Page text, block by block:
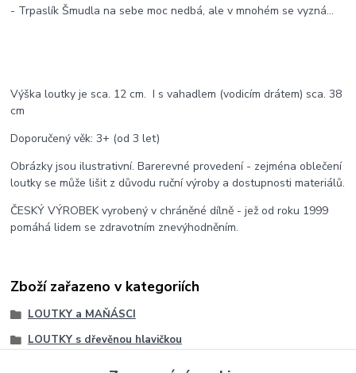
- Trpaslík Šmudla na sebe moc nedbá, ale v mnohém se vyzná...
Výška loutky je sca. 12 cm. I s vahadlem (vodicím drátem) sca. 38
cm
Doporučený věk: 3+ (od 3 let)
Obrázky jsou ilustrativní. Barerevné provedení - zejména oblečení
loutky se může lišit z důvodu ruční výroby a dostupnosti materiálů.
ČESKÝ VÝROBEK vyrobený v chráněné dílně - jež od roku 1999
pomáhá lidem se zdravotním znevýhodněním.
Zboží zařazeno v kategoriích
LOUTKY a MAŇÁSCI
LOUTKY s dřevěnou hlavičkou